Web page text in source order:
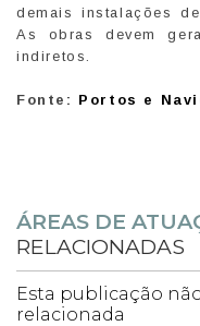
demais instalações
As obras devem
indiretos.
Fonte: Portos e
ÁREAS DE
RELACIONADAS
Esta publicação
relacionada